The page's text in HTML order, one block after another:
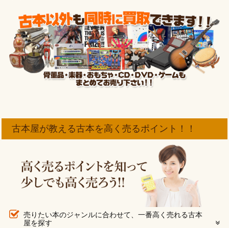
古本屋が教える古本を高く売るポイント！！
売りたい本のジャンルに合わせて、一番高く売れる古本
屋を探す